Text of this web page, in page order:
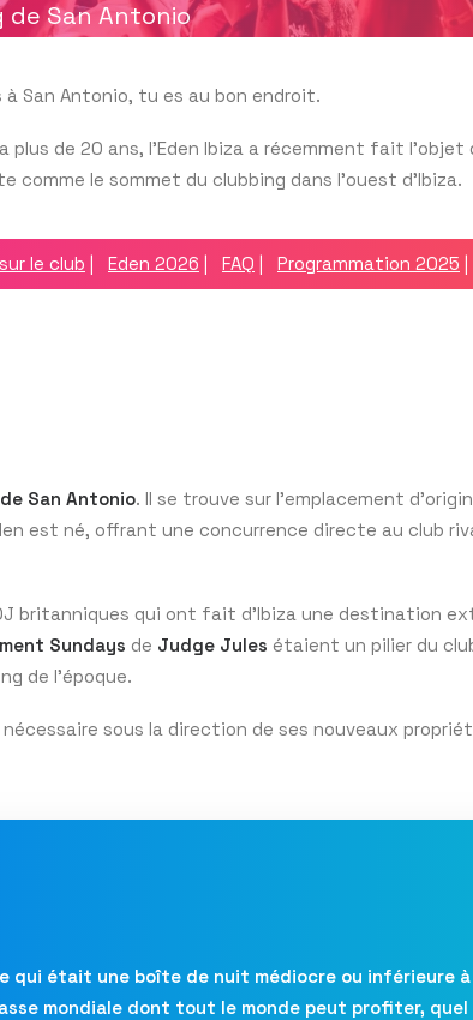
de San Antonio
San Antonio, tu es au bon endroit.
de 20 ans, l’Eden Ibiza a récemment fait
comme le sommet du clubbing dans l’ouest d’Ibiza.
le club | Eden 2026 | FAQ | Programmation 2025 |
San Antonio. Il se trouve sur l’emplacement
est né, offrant une concurrence directe au club
britanniques qui ont fait d’Ibiza une destination
Sundays de Judge Jules étaient un pilier du
de l’époque.
sous la direction de ses nouveaux
qui était une boîte de nuit médiocre ou inférieure à
mondiale dont tout le monde peut profiter,